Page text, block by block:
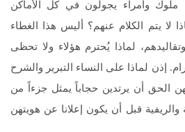
وأمراء يجولون في كل الأماكن
لا يتم الكلام عنهم؟ أليس هذا الغطاء
لماذا يُحترم هؤلاء ولا تحظى
إذن لماذا على النساء التبرير والشرح
الحق أن يرتدين حجاباً يمثل جزءاً من
والريفية قبل أن يكون إعلانا عن هويتهن